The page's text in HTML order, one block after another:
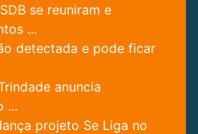
se reuniram e
...
detectada e pode ficar
anuncia
...
projeto Se Liga no